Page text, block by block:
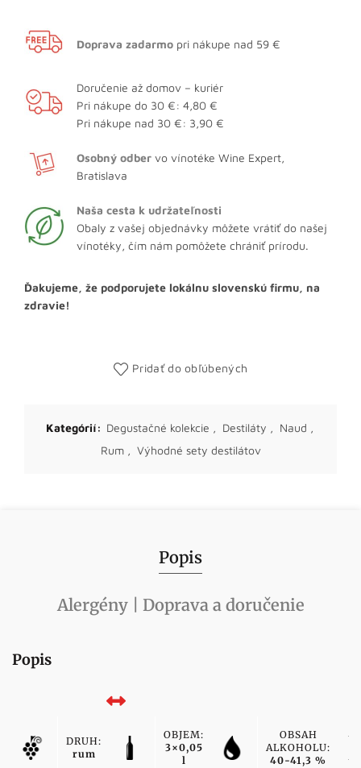
Doprava zadarmo pri nákupe nad 59 €
Doručenie až domov – kuriér
Pri nákupe do 30 €: 4,80 €
Pri nákupe nad 30 €: 3,90 €
Osobný odber vo vínotéke Wine Expert,
Bratislava
Naša cesta k udržateľnosti
Obaly z vašej objednávky môžete vrátiť do našej
vínotéky, čím nám pomôžete chrániť prírodu.
Ďakujeme, že podporujete lokálnu slovenskú firmu, na
zdravie!
Pridať do obľúbených
Kategórií: Degustačné kolekcie , Destiláty , Naud ,
Rum , Výhodné sety destilátov
Popis
Alergény | Doprava a doručenie
Popis
DRUH:
rum
OBJEM:
3×0,05
l
OBSAH
ALKOHOLU:
40-41,3 %